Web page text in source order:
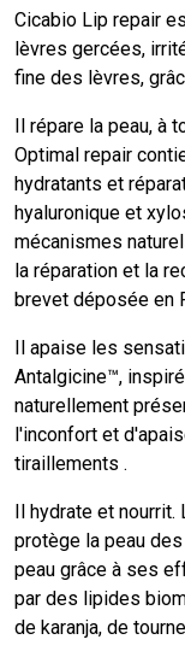
Cicabio Lip repair
lèvres gercées,
fine des lèvres,
Il répare la peau, à
Optimal repair
hydratants et
hyaluronique et
mécanismes
la réparation et la
brevet déposée en
Il apaise les
Antalgicine™,
naturellement
l'inconfort et
tiraillements .
Il hydrate et
protège la peau
peau grâce à ses
par des lipides
de karanja, de